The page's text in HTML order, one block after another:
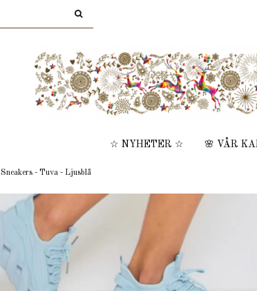
☆ NYHETER ☆ 🌸 VÅR
Sneakers - Tuva - Ljusblå